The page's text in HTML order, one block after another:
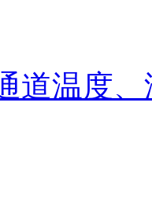
道温度